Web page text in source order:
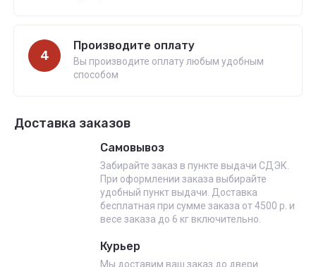
4
Производите оплату
Вы производите оплату любым удобным
способом
Доставка заказов
Самовывоз
Забирайте заказ в пункте выдачи СДЭК.
При оформлении заказа выбирайте
удобный пункт выдачи. Доставка
бесплатная при сумме заказа от 4500 р. и
весе заказа до 6 кг включительно.
Курьер
Мы доставим ваш заказ до двери.